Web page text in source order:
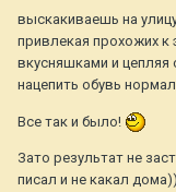
выскакиваешь на
привлекая прохожих к
вкусняшками и
нацепить обувь
Все так и было!
Зато результат не
писал и не какал